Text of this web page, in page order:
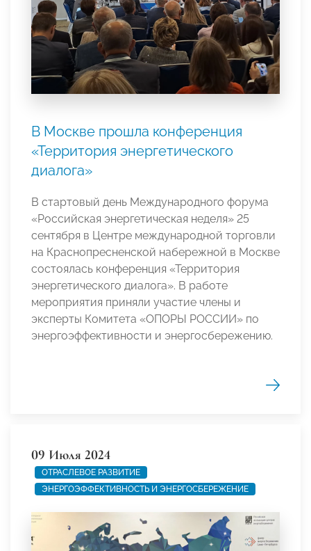
В Москве прошла конференция
«Территория энергетического
диалога»
В стартовый день Международного форума
«Российская энергетическая неделя» 25
сентября в Центре международной торговли
на Краснопресненской набережной в Москве
состоялась конференция «Территория
энергетического диалога». В работе
мероприятия приняли участие члены и
эксперты Комитета «ОПОРЫ РОССИИ» по
энергоэффективности и энергосбережению.
09 Июля 2024
ОТРАСЛЕВОЕ РАЗВИТИЕ
ЭНЕРГОЭФФЕКТИВНОСТЬ И ЭНЕРГОСБЕРЕЖЕНИЕ